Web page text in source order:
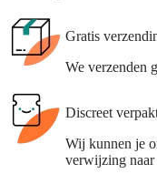
Gratis
We verzenden
Discreet
Wij kunnen je
verwijzing naar